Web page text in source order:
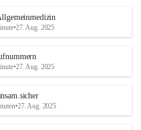
•27. Aug. 2025
•27. Aug. 2025
•27. Aug. 2025